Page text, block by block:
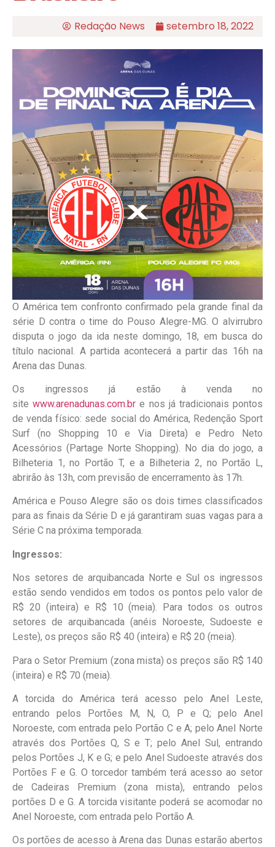
Redação News setembro 18, 2022
O América tem confronto confirmado pela grande final da
série D contra o time do Pouso Alegre-MG. O alvirrubro
disputa o jogo da ida neste domingo, 18, em busca do
título nacional. A partida acontecerá a partir das 16h na
Arena das Dunas.
Os ingressos já estão à venda no
sitewww.arenadunas.com.br e nos já tradicionais pontos
de venda físico: sede social do América, Redenção Sport
Surf (no Shopping 10 e Via Direta) e Pedro Neto
Acessórios (Partage Norte Shopping). No dia do jogo, a
Bilheteria 1, no Portão T, e a Bilheteria 2, no Portão L,
abrirão às 13h, com previsão de encerramento às 17h.
América e Pouso Alegre são os dois times classificados
para as finais da Série D e já garantiram suas vagas para a
Série C na próxima temporada.
Ingressos:
Nos setores de arquibancada Norte e Sul os ingressos
estão sendo vendidos em todos os pontos pelo valor de
R$ 20 (inteira) e R$ 10 (meia). Para todos os outros
setores de arquibancada (anéis Noroeste, Sudoeste e
Leste), os preços são R$ 40 (inteira) e R$ 20 (meia).
Para o Setor Premium (zona mista) os preços são R$ 140
(inteira) e R$ 70 (meia).
A torcida do América terá acesso pelo Anel Leste,
entrando pelos Portões M, N, O, P e Q; pelo Anel
Noroeste, com entrada pelo Portão C e A; pelo Anel Norte
através dos Portões Q, S e T; pelo Anel Sul, entrando
pelos Portões J, K e G; e pelo Anel Sudoeste através dos
Portões F e G. O torcedor também terá acesso ao setor
de Cadeiras Premium (zona mista), entrando pelos
portões D e G. A torcida visitante poderá se acomodar no
Anel Noroeste, com entrada pelo Portão A.
Os portões de acesso à Arena das Dunas estarão abertos